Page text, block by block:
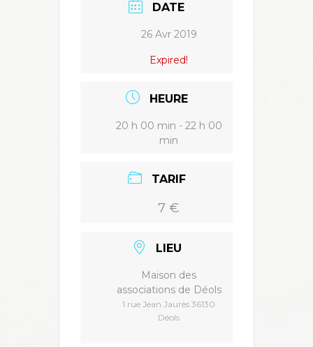
DATE
26 Avr 2019
Expired!
HEURE
20 h 00 min - 22 h 00
min
TARIF
7 €
LIEU
Maison des
associations de Déols
1 rue Jean Jaurès 36130
Déols